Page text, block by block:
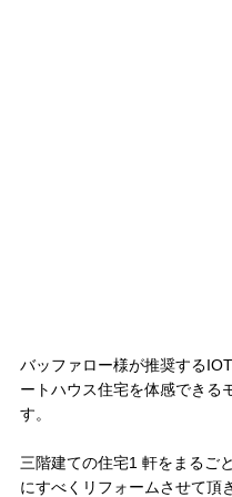
バッファロー様が推奨する
ートハウス住宅を体感できる
す。
三階建ての住宅1 軒をまるご
にすべくリフォームさせて頂